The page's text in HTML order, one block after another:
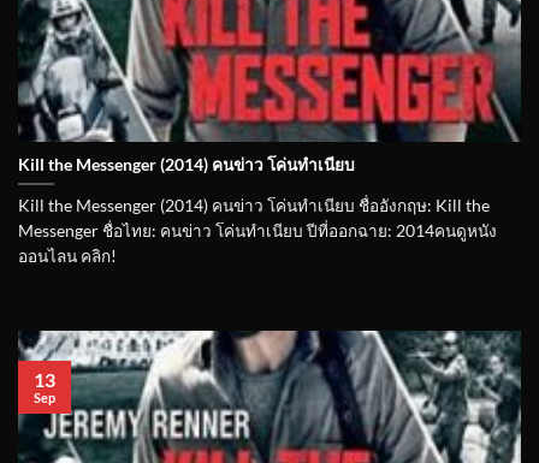
Kill the Messenger (2014) คนข่าว โค่นทำเนียบ
Kill the Messenger (2014) คนข่าว โค่นทำเนียบ ชื่ออังกฤษ: Kill the
Messenger ชื่อไทย: คนข่าว โค่นทำเนียบ ปีที่ออกฉาย: 2014คนดูหนัง
ออนไลน คลิก!
13
Sep